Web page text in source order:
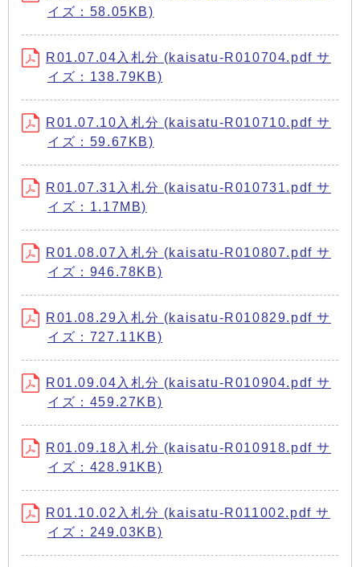
イズ：58.05KB)
R01.07.04入札分 (kaisatu-R010704.pdf サ
イズ：138.79KB)
R01.07.10入札分 (kaisatu-R010710.pdf サ
イズ：59.67KB)
R01.07.31入札分 (kaisatu-R010731.pdf サ
イズ：1.17MB)
R01.08.07入札分 (kaisatu-R010807.pdf サ
イズ：946.78KB)
R01.08.29入札分 (kaisatu-R010829.pdf サ
イズ：727.11KB)
R01.09.04入札分 (kaisatu-R010904.pdf サ
イズ：459.27KB)
R01.09.18入札分 (kaisatu-R010918.pdf サ
イズ：428.91KB)
R01.10.02入札分 (kaisatu-R011002.pdf サ
イズ：249.03KB)